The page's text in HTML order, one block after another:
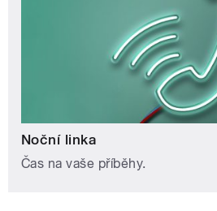
Noční linka
Čas na vaše příběhy.